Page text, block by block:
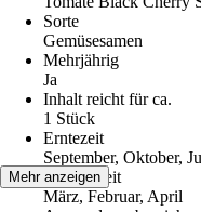
Sorte
Gemüsesamen
Mehrjährig
Ja
Inhalt reicht für ca.
1 Stück
Erntezeit
September, Oktober,
Aussaatzeit
März, Februar, April
Mehr anzeigen